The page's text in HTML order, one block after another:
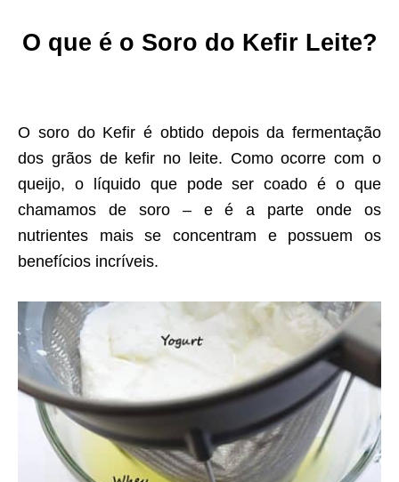
O que é o Soro do Kefir Leite?
O soro do Kefir é obtido depois da fermentação
dos grãos de kefir no leite. Como ocorre com o
queijo, o líquido que pode ser coado é o que
chamamos de soro – e é a parte onde os
nutrientes mais se concentram e possuem os
benefícios incríveis.